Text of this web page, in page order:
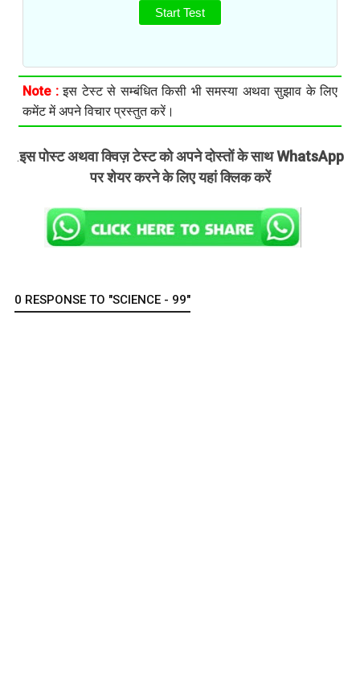
Start Test
Note :इस टेस्ट से सम्बंधित किसी भी समस्या अथवा सुझाव के लिए
कमेंट में अपने विचार प्रस्तुत करें।
.इस पोस्ट अथवा क्विज़ टेस्ट को अपने दोस्तों के साथ WhatsApp
पर शेयर करने के लिए यहां क्लिक करें
0 RESPONSE TO "SCIENCE - 99"